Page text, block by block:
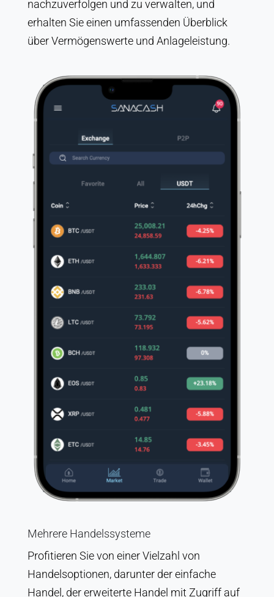
nachzuverfolgen und zu verwalten, und
erhalten Sie einen umfassenden Überblick
über Vermögenswerte und Anlageleistung.
Mehrere Handelssysteme
Profitieren Sie von einer Vielzahl von
Handelsoptionen, darunter der einfache
Handel, der erweiterte Handel mit Zugriff auf